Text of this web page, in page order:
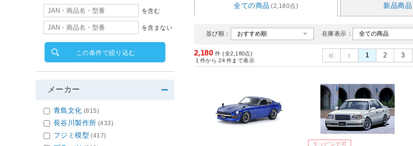
全ての商品 (2,180点) 新品商品
並び順： 在庫表示：
2,180 件 (全2,180点)
1 件から 24 件まで表示
1 2 3
ラッピング可
を含む
を含まない
この条件で絞り込む
メーカー
青島文化 (815)
長谷川製作所 (433)
フジミ模型 (417)